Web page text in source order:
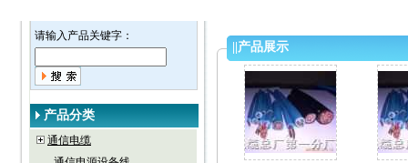
请输入产品关键字：
产品分类
通信电缆
产品展示